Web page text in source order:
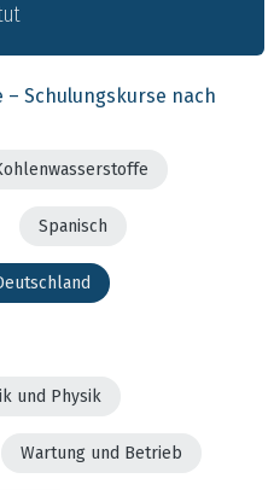
– Schulungskurse nach
Spanisch
und Physik
Wartung und Betrieb